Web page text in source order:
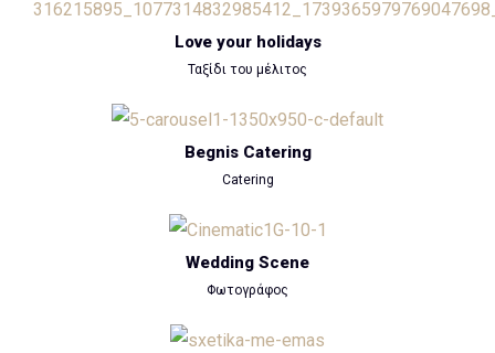
Love your holidays
Ταξίδι του μέλιτος
Begnis Catering
Catering
Wedding Scene
Φωτογράφος